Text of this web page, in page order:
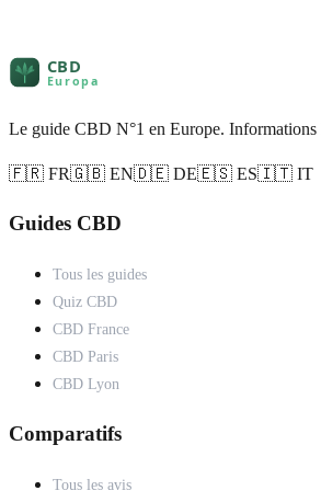
Le guide CBD N°1 en Europe. Informations
🇫🇷 FR🇬🇧 EN🇩🇪 DE🇪🇸 ES🇮🇹 IT
Guides CBD
Tous les guides
Quiz CBD
CBD France
CBD Paris
CBD Lyon
Comparatifs
Tous les avis